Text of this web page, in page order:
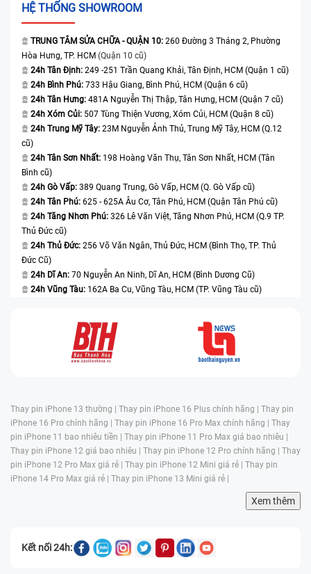
HỆ THỐNG SHOWROOM
TRUNG TÂM SỬA CHỮA - QUẬN 10: 260 Đường 3 Tháng 2, Phường
Hòa Hưng, TP. HCM (Quận 10 cũ)
24h Tân Định: 249 -251 Trần Quang Khải, Tân Định, HCM (Quận 1 cũ)
24h Bình Phú: 733 Hậu Giang, Bình Phú, HCM (Quận 6 cũ)
24h Tân Hưng: 481A Nguyễn Thị Thập, Tân Hưng, HCM (Quận 7 cũ)
24h Xóm Củi: 507 Tùng Thiện Vương, Xóm Củi, HCM (Quận 8 cũ)
24h Trung Mỹ Tây: 23M Nguyễn Ảnh Thủ, Trung Mỹ Tây, HCM (Q.12
cũ)
24h Tân Sơn Nhất: 198 Hoàng Văn Thụ, Tân Sơn Nhất, HCM (Tân
Bình cũ)
24h Gò Vấp: 389 Quang Trung, Gò Vấp, HCM (Q. Gò Vấp cũ)
24h Tân Phú: 625 - 625A Âu Cơ, Tân Phú, HCM (Quận Tân Phú cũ)
24h Tăng Nhơn Phú: 326 Lê Văn Việt, Tăng Nhơn Phú, HCM (Q.9 TP.
Thủ Đức cũ)
24h Thủ Đức: 256 Võ Văn Ngân, Thủ Đức, HCM (Bình Thọ, TP. Thủ
Đức Cũ)
24h Dĩ An: 70 Nguyễn An Ninh, Dĩ An, HCM (Bình Dương Cũ)
24h Vũng Tàu: 162A Ba Cu, Vũng Tàu, HCM (TP. Vũng Tàu cũ)
Thay pin iPhone 13 thường | Thay pin iPhone 16 Plus chính hãng | Thay pin
iPhone 16 Pro chính hãng | Thay pin iPhone 16 Pro Max chính hãng | Thay
pin iPhone 11 bao nhiêu tiền | Thay pin iPhone 11 Pro Max giá bao nhiêu |
Thay pin iPhone 12 giá bao nhiêu | Thay pin iPhone 12 Pro chính hãng | Thay
pin iPhone 12 Pro Max giá rẻ | Thay pin iPhone 12 Mini giá rẻ | Thay pin
iPhone 14 Pro Max giá rẻ | Thay pin iPhone 13 Mini giá rẻ |
Xem thêm
Kết nối 24h: